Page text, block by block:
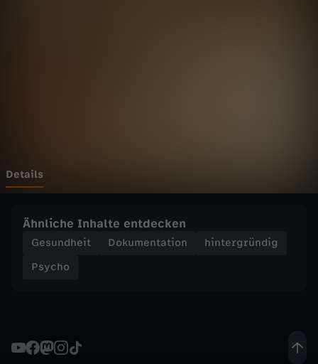
o
I
u
Details
Ähnliche Inhalte entdecken
Gesundheit Dokumentation
hintergründig
Psycho